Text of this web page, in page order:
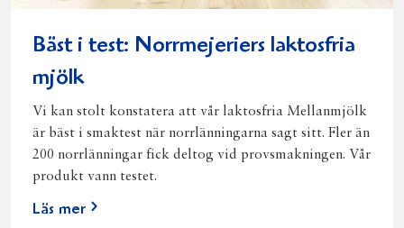
Bäst i test: Norrmejeriers laktosfria
mjölk
Vi kan stolt konstatera att vår laktosfria Mellanmjölk
är bäst i smaktest när norrlänningarna sagt sitt. Fler än
200 norrlänningar fick deltog vid provsmakningen. Vår
produkt vann testet.
Läs mer